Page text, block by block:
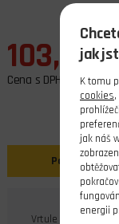
103,00
Cena s DPH
Popis
Vrtule APC jsou
jak
K tomu
cookies
jak náš
energii